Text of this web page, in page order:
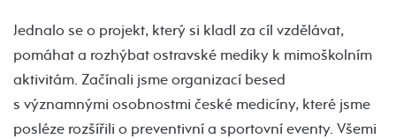
Jednalo se o projekt, který si kladl za cíl vzdělávat,
pomáhat a rozhýbat ostravské mediky k mimoškolním
aktivitám. Začínali jsme organizací besed
s významnými osobnostmi české medicíny, které jsme
posléze rozšířili o preventivní a sportovní eventy. Všemi